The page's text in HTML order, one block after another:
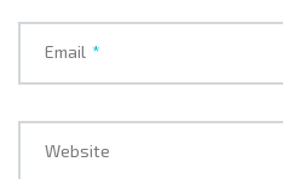
Email *
Website